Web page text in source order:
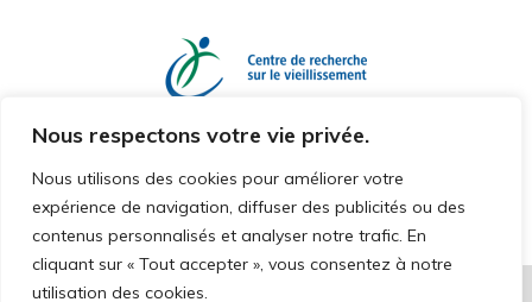
Nous respectons votre vie privée.
Nous utilisons des cookies pour améliorer votre
expérience de navigation, diffuser des publicités ou des
contenus personnalisés et analyser notre trafic. En
cliquant sur « Tout accepter », vous consentez à notre
utilisation des cookies.